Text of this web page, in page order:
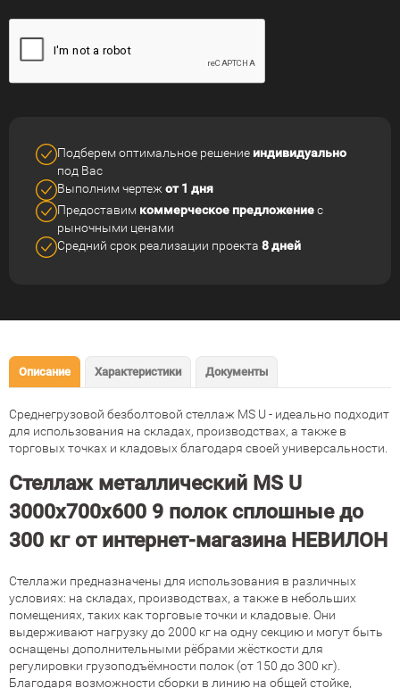
Подберем оптимальное решение индивидуально
под Вас
Выполним чертеж от 1 дня
Предоставим коммерческое предложениес
рыночными ценами
Средний срок реализации проекта 8 дней
Описание Характеристики Документы
Среднегрузовой безболтовой стеллаж MS U - идеально подходит
для использования на складах, производствах, а также в
торговых точках и кладовых благодаря своей универсальности.
Стеллаж металлический MS U
3000х700х600 9 полок сплошные до
300 кг от интернет-магазина НЕВИЛОН
Стеллажи предназначены для использования в различных
условиях: на складах, производствах, а также в небольших
помещениях, таких как торговые точки и кладовые. Они
выдерживают нагрузку до 2000 кг на одну секцию и могут быть
оснащены дополнительными рёбрами жёсткости для
регулировки грузоподъёмности полок (от 150 до 300 кг).
Благодаря возможности сборки в линию на общей стойке,